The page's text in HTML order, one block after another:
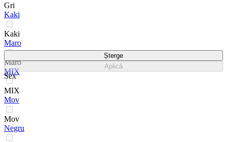
Gri
Kaki
Kaki
Maro
Maro
MIX
MIX
Mov
Mov
Negru
Șterge
Aplică
Sex